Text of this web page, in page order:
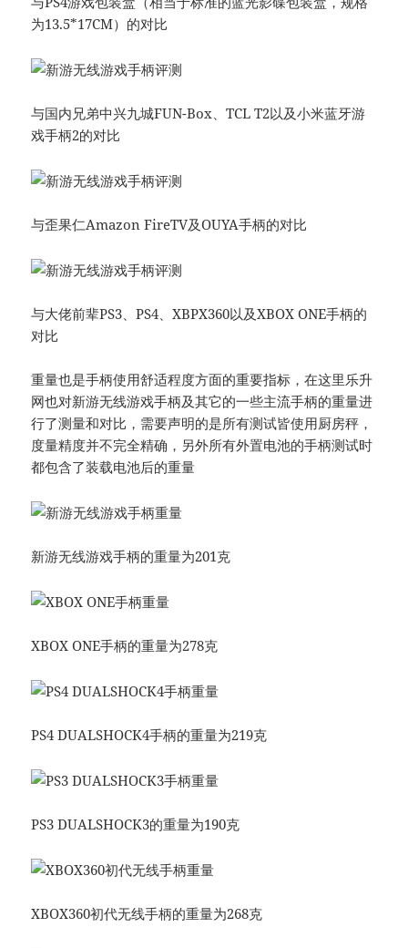
为13.5*17CM）的对比
与国内兄弟中兴九城FUN-Box、TCL T2以及小米蓝牙游
戏手柄2的对比
与歪果仁Amazon FireTV及OUYA手柄的对比
与大佬前辈PS3、PS4、XBPX360以及XBOX ONE手柄的
对比
重量也是手柄使用舒适程度方面的重要指标，在这里乐升
网也对新游无线游戏手柄及其它的一些主流手柄的重量进
行了测量和对比，需要声明的是所有测试皆使用厨房秤，
度量精度并不完全精确，另外所有外置电池的手柄测试时
都包含了装载电池后的重量
新游无线游戏手柄的重量为201克
XBOX ONE手柄的重量为278克
PS4 DUALSHOCK4手柄的重量为219克
PS3 DUALSHOCK3的重量为190克
XBOX360初代无线手柄的重量为268克